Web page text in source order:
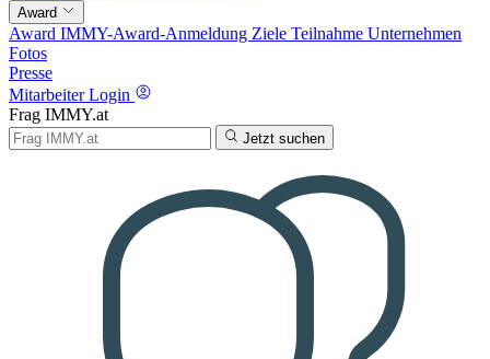
Award
Award IMMY-Award-Anmeldung Ziele Teilnahme Unternehmen
Fotos
Presse
Mitarbeiter Login
Frag IMMY.at
Jetzt suchen